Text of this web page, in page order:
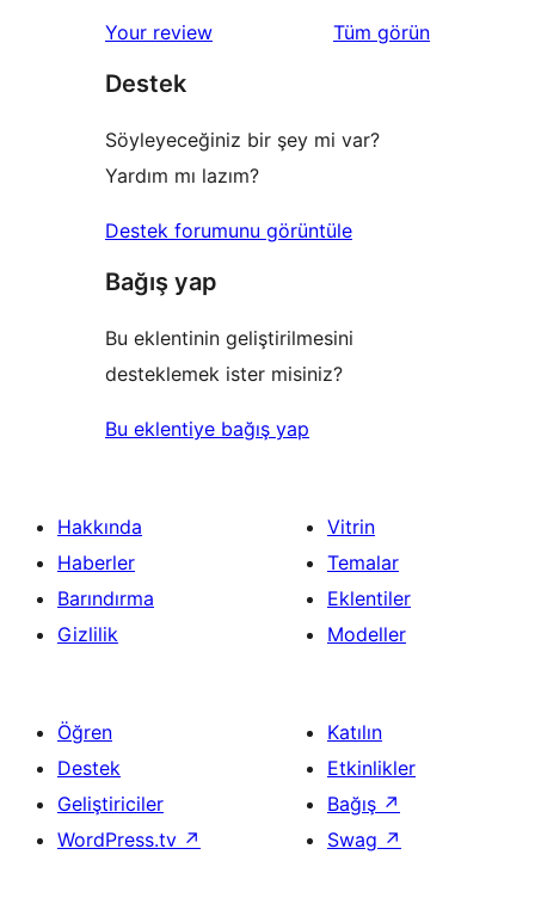
Your review Tüm değerlendirmeleri
görün
Destek
Söyleyeceğiniz bir şey mi var?
Yardım mı lazım?
Destek forumunu görüntüle
Bağış yap
Bu eklentinin geliştirilmesini
desteklemek ister misiniz?
Bu eklentiye bağış yap
Hakkında
Haberler
Barındırma
Gizlilik
Vitrin
Temalar
Eklentiler
Modeller
Öğren
Destek
Geliştiriciler
WordPress.tv ↗
Katılın
Etkinlikler
Bağış ↗
Swag ↗